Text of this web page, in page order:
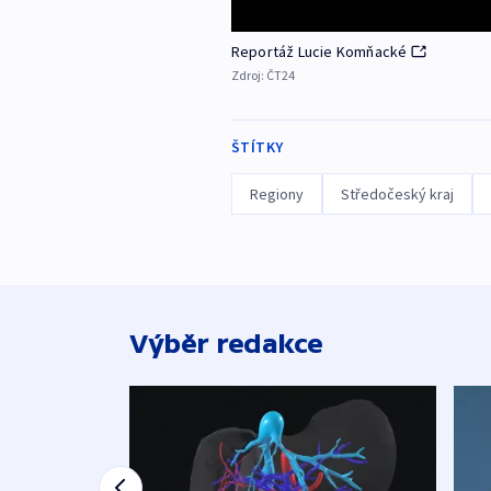
Reportáž Lucie Komňacké
Zdroj: ČT24
ŠTÍTKY
Regiony Středočeský kraj
Výběr redakce